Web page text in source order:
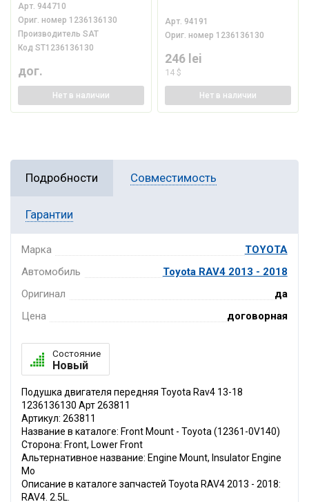
Арт. 944710
Ориг. номер 1236136130
ПроизводительSAT
КодST1236136130
дог.
Нет в наличии
Арт. 94191
Ориг. номер 1236136130
246 lei
14 $
Нет в наличии
Подробности Совместимость
Гарантии
Марка
TOYOTA
Автомобиль
Toyota RAV4 2013 - 2018
Оригинал
да
Цена
договорная
Состояние
Новый
Подушка двигателя передняя Toyota Rav4 13-18
1236136130 Арт 263811
Артикул: 263811
Название в каталоге: Front Mount - Toyota (12361-0V140)
Сторона: Front, Lower Front
Альтернативное название: Engine Mount, Insulator Engine
Mo
Описание в каталоге запчастей Toyota RAV4 2013 - 2018:
RAV4. 2.5L.